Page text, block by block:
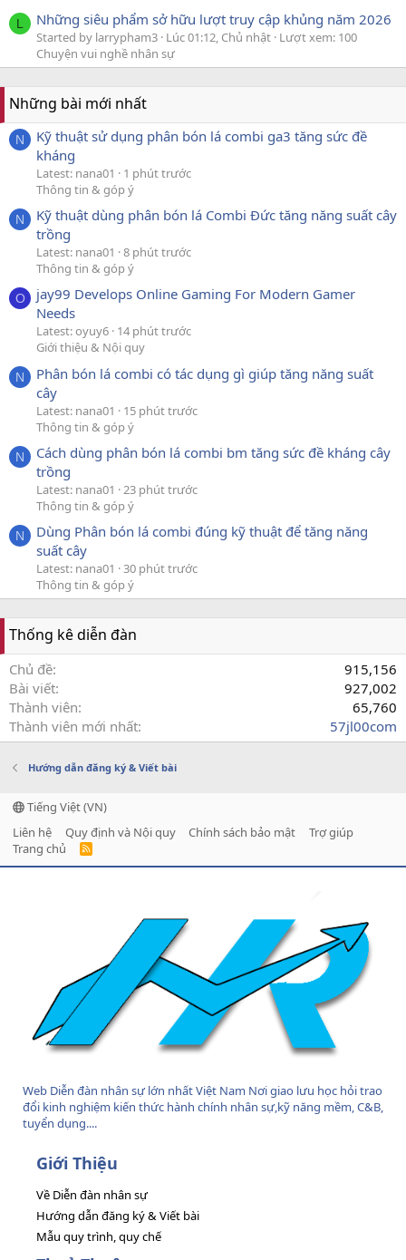
L Những siêu phẩm sở hữu lượt truy cập khủng năm 2026
Started by larrypham3 Lúc 01:12, Chủ nhật Lượt xem: 100
Chuyện vui nghề nhân sự
Những bài mới nhất
N
Kỹ thuật sử dụng phân bón lá combi ga3 tăng sức đề
kháng
Latest: nana01
1 phút trước
Thông tin & góp ý
N
Kỹ thuật dùng phân bón lá Combi Đức tăng năng suất cây
trồng
Latest: nana01
8 phút trước
Thông tin & góp ý
O
jay99 Develops Online Gaming For Modern Gamer
Needs
Latest: oyuy6 14 phút trước
Giới thiệu & Nội quy
N
Phân bón lá combi có tác dụng gì giúp tăng năng suất
cây
Latest: nana01
15 phút trước
Thông tin & góp ý
N
Cách dùng phân bón lá combi bm tăng sức đề kháng cây
trồng
Latest: nana01
23 phút trước
Thông tin & góp ý
N
Dùng Phân bón lá combi đúng kỹ thuật để tăng năng
suất cây
Latest: nana01
30 phút trước
Thông tin & góp ý
Thống kê diễn đàn
Chủ đề
915,156
Bài viết
927,002
Thành viên
65,760
Thành viên mới nhất
57jl00com
Hướng dẫn đăng ký & Viết bài
Tiếng Việt (VN)
Liên hệ
Quy định và Nội quy Chính sách bảo mật
Trợ giúp
Trang chủ
R
Web Diễn đàn nhân sự lớn nhất Việt Nam Nơi giao lưu học hỏi trao
đổi kinh nghiệm kiến thức hành chính nhân sự,kỹ năng mềm, C&B,
tuyển dụng....
Giới Thiệu
Về Diễn đàn nhân sự
Hướng dẫn đăng ký & Viết bài
Mẫu quy trình, quy chế